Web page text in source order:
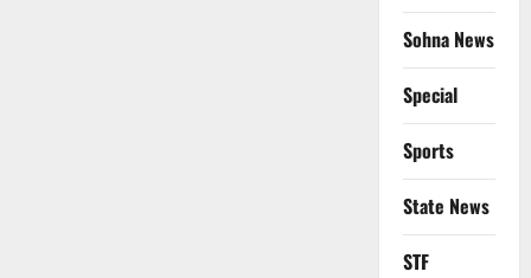
Sohna News
Special
Sports
State News
STF